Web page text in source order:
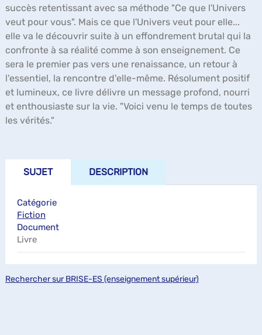
succès retentissant avec sa méthode "Ce que l'Univers
veut pour vous". Mais ce que l'Univers veut pour elle...
elle va le découvrir suite à un effondrement brutal qui la
confronte à sa réalité comme à son enseignement. Ce
sera le premier pas vers une renaissance, un retour à
l'essentiel, la rencontre d'elle-même. Résolument positif
et lumineux, ce livre délivre un message profond, nourri
et enthousiaste sur la vie. "Voici venu le temps de toutes
les vérités."
SUJET DESCRIPTION
Catégorie
Fiction
Document
Livre
Rechercher sur BRISE-ES (enseignement supérieur)